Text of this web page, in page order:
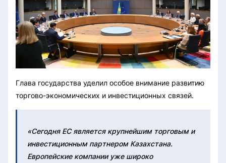
Глава государства уделил особое внимание развитию
торгово-экономических и инвестиционных связей.
«Сегодня ЕС является крупнейшим торговым и
инвестиционным партнером Казахстана.
Европейские компании уже широко